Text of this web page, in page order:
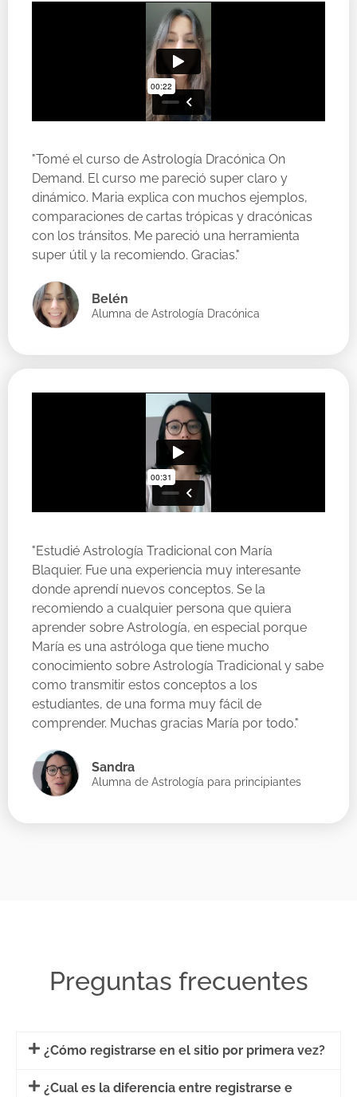
"Tomé el curso de Astrología Dracónica On
Demand. El curso me pareció super claro y
dinámico. Maria explica con muchos ejemplos,
comparaciones de cartas trópicas y dracónicas
con los tránsitos. Me pareció una herramienta
super útil y la recomiendo. Gracias."
Belén
Alumna de Astrología Dracónica
"Estudié Astrología Tradicional con María
Blaquier. Fue una experiencia muy interesante
donde aprendí nuevos conceptos. Se la
recomiendo a cualquier persona que quiera
aprender sobre Astrología, en especial porque
María es una astróloga que tiene mucho
conocimiento sobre Astrología Tradicional y sabe
como transmitir estos conceptos a los
estudiantes, de una forma muy fácil de
comprender. Muchas gracias María por todo."
Sandra
Alumna de Astrología para principiantes
Preguntas frecuentes
¿Cómo registrarse en el sitio por primera vez?
¿Cual es la diferencia entre registrarse e